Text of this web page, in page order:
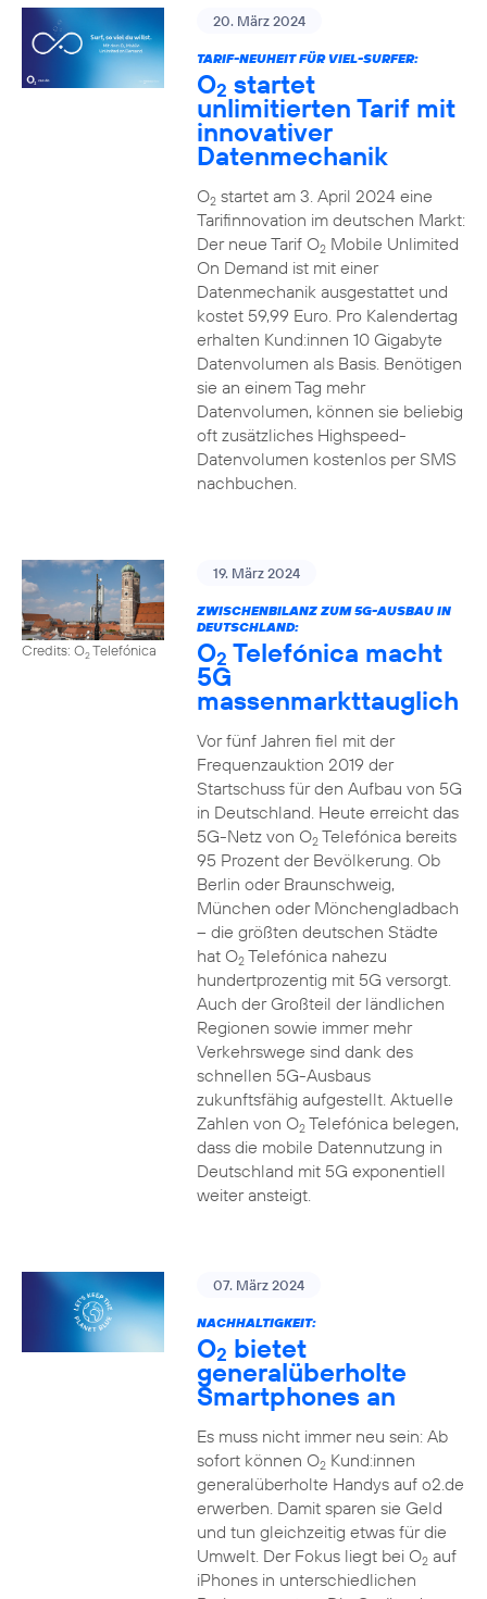
20. März 2024
TARIF-NEUHEIT FÜR VIEL-SURFER:
O2 startet
unlimitierten Tarif mit
innovativer
Datenmechanik
O2startet am 3. April 2024 eine
Tarifinnovation im deutschen Markt:
Der neue Tarif O2Mobile Unlimited
On Demand ist mit einer
Datenmechanik ausgestattet und
kostet 59,99 Euro. Pro Kalendertag
erhalten Kund:innen 10 Gigabyte
Datenvolumen als Basis. Benötigen
sie an einem Tag mehr
Datenvolumen, können sie beliebig
oft zusätzliches Highspeed-
Datenvolumen kostenlos per SMS
nachbuchen.
Credits: O2Telefónica
19. März 2024
ZWISCHENBILANZ ZUM 5G-AUSBAU IN
DEUTSCHLAND:
O2 Telefónica macht
5G
massenmarkttauglich
Vor fünf Jahren fiel mit der
Frequenzauktion 2019 der
Startschuss für den Aufbau von 5G
in Deutschland. Heute erreicht das
5G-Netz von O2Telefónica bereits
95 Prozent der Bevölkerung. Ob
Berlin oder Braunschweig,
München oder Mönchengladbach
– die größten deutschen Städte
hat O2Telefónica nahezu
hundertprozentig mit 5G versorgt.
Auch der Großteil der ländlichen
Regionen sowie immer mehr
Verkehrswege sind dank des
schnellen 5G-Ausbaus
zukunftsfähig aufgestellt. Aktuelle
Zahlen von O2Telefónica belegen,
dass die mobile Datennutzung in
Deutschland mit 5G exponentiell
weiter ansteigt.
07. März 2024
NACHHALTIGKEIT:
O2 bietet
generalüberholte
Smartphones an
Es muss nicht immer neu sein: Ab
sofort können O2Kund:innen
generalüberholte Handys auf o2.de
erwerben. Damit sparen sie Geld
und tun gleichzeitig etwas für die
Umwelt. Der Fokus liegt bei O2auf
iPhones in unterschiedlichen